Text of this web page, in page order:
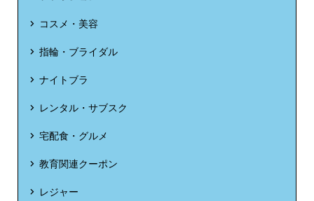
コスメ・美容
指輪・ブライダル
ナイトブラ
レンタル・サブスク
宅配食・グルメ
教育関連クーポン
レジャー